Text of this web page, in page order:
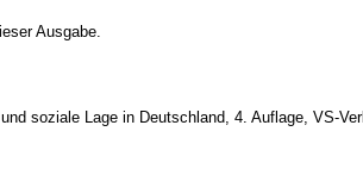
Ausgabe.
soziale Lage in Deutschland, 4. Auflage, VS-